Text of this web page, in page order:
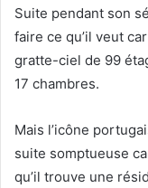
Suite pendant son
faire ce qu’il veut
gratte-ciel de 99
17 chambres.
Mais l’icône
suite somptueuse
qu’il trouve une